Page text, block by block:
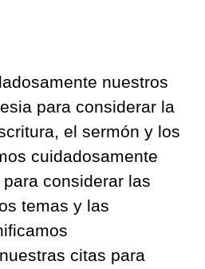
nuestros
para considerar la
el sermón y los
cuidadosamente
considerar las
temas y las
citas para